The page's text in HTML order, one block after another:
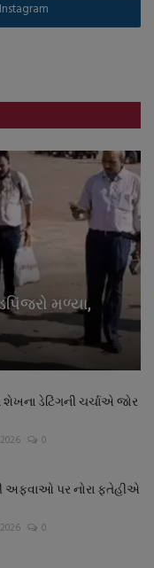
Instagram
મળ્યા,
શેખના ડેટિંગની ચર્ચાએ જોર
0
અફવાઓ પર નોરા ફતેહીએ
0